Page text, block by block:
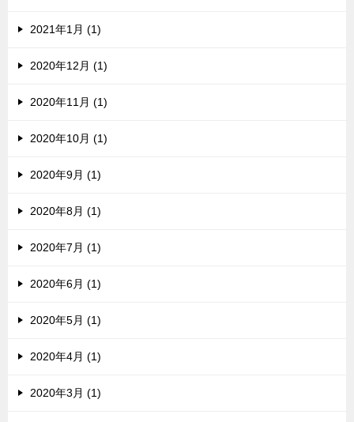
2021年1月 (1)
2020年12月 (1)
2020年11月 (1)
2020年10月 (1)
2020年9月 (1)
2020年8月 (1)
2020年7月 (1)
2020年6月 (1)
2020年5月 (1)
2020年4月 (1)
2020年3月 (1)